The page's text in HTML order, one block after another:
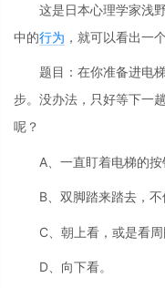
这是日本心理学家浅
中的行为 ，就可以看出一
题目：在你准备进电
步。没办法，只好等下一
呢？
A、一直盯着电梯的按
B、双脚踏来踏去，不
C、朝上看，或是看周
D、向下看。